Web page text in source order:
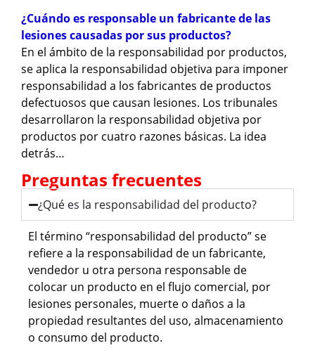
¿Cuándo es responsable un fabricante de las
lesiones causadas por sus productos?
En el ámbito de la responsabilidad por productos,
se aplica la responsabilidad objetiva para imponer
responsabilidad a los fabricantes de productos
defectuosos que causan lesiones. Los tribunales
desarrollaron la responsabilidad objetiva por
productos por cuatro razones básicas. La idea
detrás…
Preguntas frecuentes
¿Qué es la responsabilidad del producto?
El término “responsabilidad del producto” se
refiere a la responsabilidad de un fabricante,
vendedor u otra persona responsable de
colocar un producto en el flujo comercial, por
lesiones personales, muerte o daños a la
propiedad resultantes del uso, almacenamiento
o consumo del producto.